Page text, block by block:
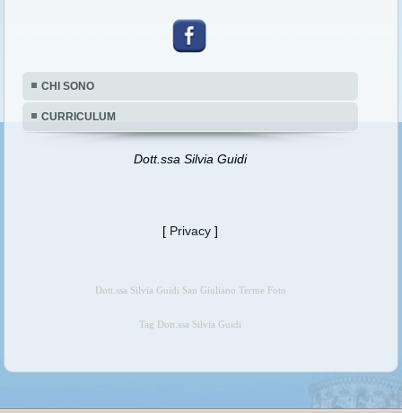
CHI SONO
CURRICULUM
Dott.ssa Silvia Guidi
[ Privacy ]
Dott.ssa Silvia Guidi San Giuliano Terme Foto
Tag Dott.ssa Silvia Guidi